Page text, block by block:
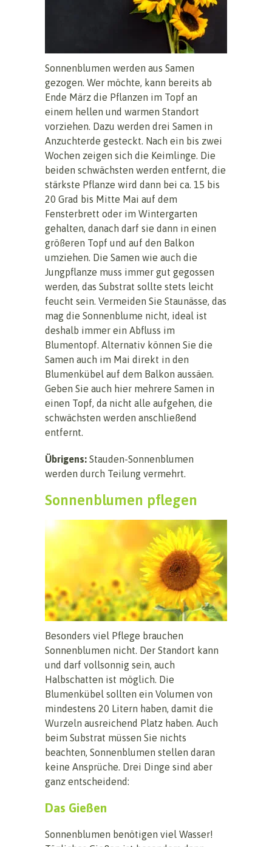
Sonnenblumen werden aus Samen
gezogen. Wer möchte, kann bereits ab
Ende März die Pflanzen im Topf an
einem hellen und warmen Standort
vorziehen. Dazu werden drei Samen in
Anzuchterde gesteckt. Nach ein bis zwei
Wochen zeigen sich die Keimlinge. Die
beiden schwächsten werden entfernt, die
stärkste Pflanze wird dann bei ca. 15 bis
20 Grad bis Mitte Mai auf dem
Fensterbrett oder im Wintergarten
gehalten, danach darf sie dann in einen
größeren Topf und auf den Balkon
umziehen. Die Samen wie auch die
Jungpflanze muss immer gut gegossen
werden, das Substrat sollte stets leicht
feucht sein. Vermeiden Sie Staunässe, das
mag die Sonnenblume nicht, ideal ist
deshalb immer ein Abfluss im
Blumentopf. Alternativ können Sie die
Samen auch im Mai direkt in den
Blumenkübel auf dem Balkon aussäen.
Geben Sie auch hier mehrere Samen in
einen Topf, da nicht alle aufgehen, die
schwächsten werden anschließend
entfernt.
Übrigens: Stauden-Sonnenblumen
werden durch Teilung vermehrt.
Sonnenblumen pflegen
Besonders viel Pflege brauchen
Sonnenblumen nicht. Der Standort kann
und darf vollsonnig sein, auch
Halbschatten ist möglich. Die
Blumenkübel sollten ein Volumen von
mindestens 20 Litern haben, damit die
Wurzeln ausreichend Platz haben. Auch
beim Substrat müssen Sie nichts
beachten, Sonnenblumen stellen daran
keine Ansprüche. Drei Dinge sind aber
ganz entscheidend:
Das Gießen
Sonnenblumen benötigen viel Wasser!